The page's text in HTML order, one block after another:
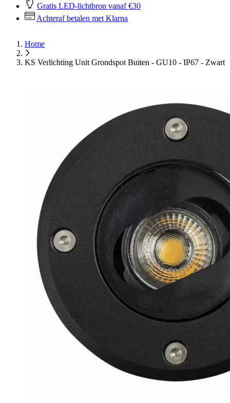
Gratis LED-lichtbron vanaf €30
Achteraf betalen met Klarna
Home
KS Verlichting Unit Grondspot Buiten - GU10 - IP67 - Zwart